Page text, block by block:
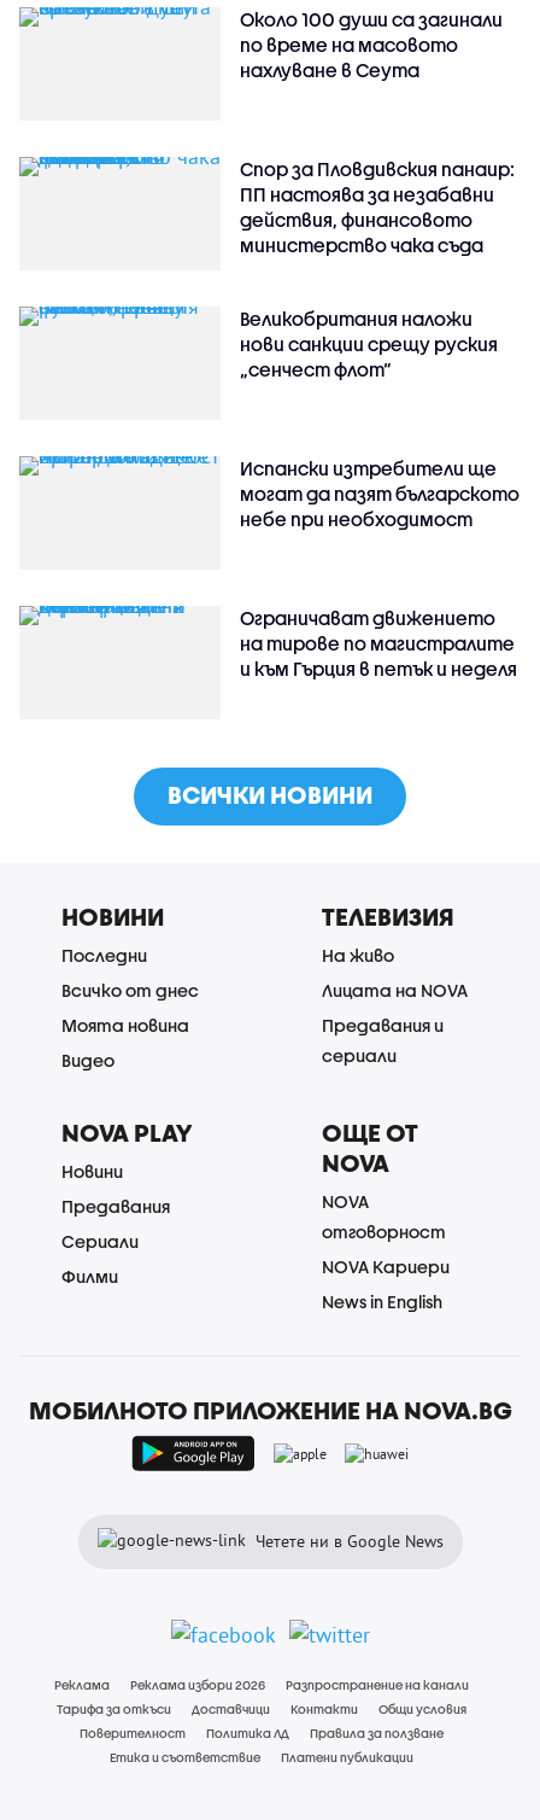
Около 100 души са загинали
по време на масовото
нахлуване в Сеута
Спор за Пловдивския панаир:
ПП настоява за незабавни
действия, финансовото
министерство чака съда
Великобритания наложи
нови санкции срещу руския
„сенчест флот“
Испански изтребители ще
могат да пазят българското
небе при необходимост
Ограничават движението
на тирове по магистралите
и към Гърция в петък и неделя
ВСИЧКИ НОВИНИ
НОВИНИ
Последни
Всичко от днес
Моята новина
Видео
ТЕЛЕВИЗИЯ
На живо
Лицата на NOVA
Предавания и
сериали
NOVA PLAY
Новини
Предавания
Сериали
Филми
ОЩЕ ОТ
NOVA
NOVA
отговорност
NOVA Кариери
News in English
МОБИЛНОТО ПРИЛОЖЕНИЕ НА NOVA.BG
Четете ни в Google News
Реклама Реклама избори 2026
Разпространение на канали
Тарифа за откъси
Доставчици Контакти
Общи условия
Поверителност
Политика ЛД
Правила за ползване
Етика и съответствие
Платени публикации